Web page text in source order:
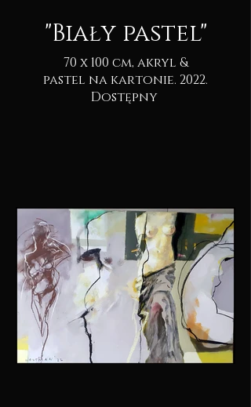
"Biały pastel"
70 x 100 cm, akryl &
pastel na kartonie. 2022.
Dostępny